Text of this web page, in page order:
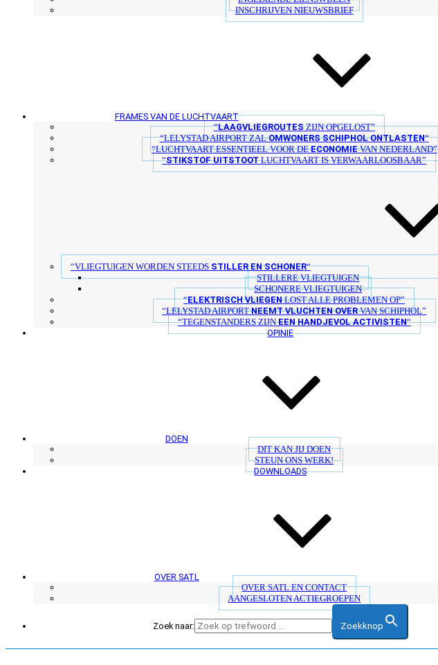
INSCHRIJVEN NIEUWSBRIEF
FRAMES VAN DE LUCHTVAART
“LAAGVLIEGROUTESZIJN OPGELOST”
“LELYSTAD AIRPORT ZALOMWONERS SCHIPHOL ONTLASTEN“
“LUCHTVAART ESSENTIEEL VOOR DEECONOMIEVAN NEDERLAND”
“STIKSTOF UITSTOOTLUCHTVAART IS VERWAARLOOSBAAR”
“VLIEGTUIGEN WORDEN STEEDS STILLER EN SCHONER“
STILLERE VLIEGTUIGEN
SCHONERE VLIEGTUIGEN
“ELEKTRISCH VLIEGENLOST ALLE PROBLEMEN OP”
“LELYSTAD AIRPORTNEEMT VLUCHTEN OVERVAN SCHIPHOL”
“TEGENSTANDERS ZIJNEEN HANDJEVOL ACTIVISTEN“
OPINIE
DOEN
DIT KAN JIJ DOEN
STEUN ONS WERK!
DOWNLOADS
OVER SATL
OVER SATL EN CONTACT
AANGESLOTEN ACTIEGROEPEN
Zoek naar: Zoekknop